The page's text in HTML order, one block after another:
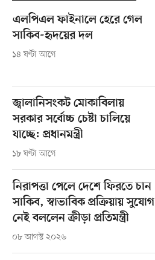
এলপিএল ফাইনালে হেরে গেল
সাকিব-হৃদয়ের দল
১৪ ঘণ্টা আগে
জ্বালানিসংকট মোকাবিলায়
সরকার সর্বোচ্চ চেষ্টা চালিয়ে
যাচ্ছে: প্রধানমন্ত্রী
১৮ ঘণ্টা আগে
নিরাপত্তা পেলে দেশে ফিরতে চান
সাকিব, স্বাভাবিক প্রক্রিয়ায় সুযোগ
নেই বললেন ক্রীড়া প্রতিমন্ত্রী
০৮ আগস্ট ২০২৬